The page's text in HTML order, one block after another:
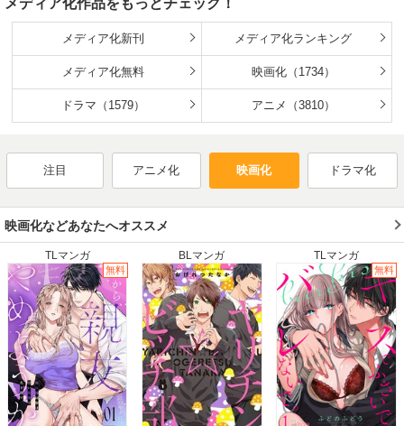
2019年冬
2019年春
2018年冬
2018年春 2018年夏
2018年秋
2017年冬
2017年春 2017年夏
2017年秋
2016年秋
2015年冬
2015年春 2015年夏
2015年秋
2013年冬
2013年春 2013年夏
2013年秋
2012年冬
2012年春 2012年夏
2012年秋
2010年冬
2010年春
2009年冬
2009年春 2009年夏
2009年秋
2008年冬
2008年春 2008年夏
2008年秋
2007年冬
2007年春 2007年夏
2007年秋
2006年冬
2006年春 2006年夏
2006年秋
2005年冬
2005年春 2005年夏
2005年秋
2004年冬
2004年春 2004年夏
2004年秋
2003年冬
2003年春 2003年夏
2003年秋
2002年冬
2002年春 2002年夏
2002年秋
2001年冬
2001年春 2001年夏
2001年秋
メディア化新刊 メディア化ランキング
メディア化無料 映画化（1734）
ドラマ（1579） アニメ（3810）
注目 アニメ化 映画化 ドラマ化
映画化などあなたへオススメ
TLマンガ
無料
BLマンガ TLマンガ
無料